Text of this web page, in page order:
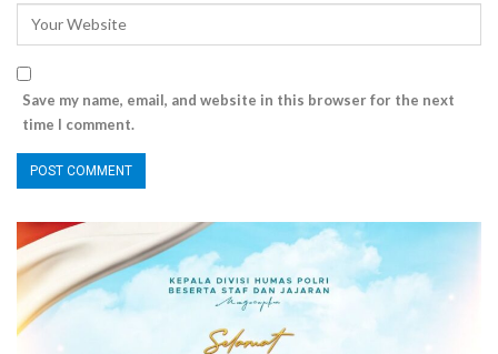
Save my name, email, and website in this browser for the next
time I comment.